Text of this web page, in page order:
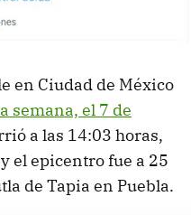
en Ciudad de México
semana, el 7 de
a las 14:03 horas,
el epicentro fue a 25
de Tapia en Puebla.